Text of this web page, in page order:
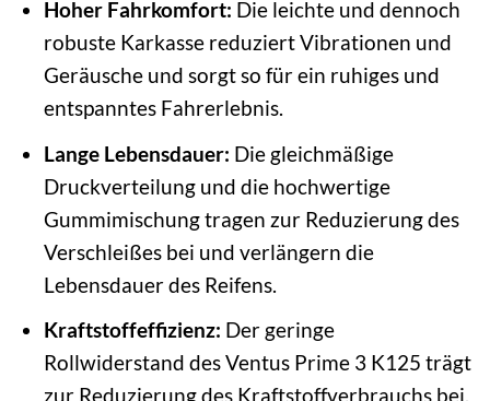
Hoher Fahrkomfort: Die leichte und dennoch
robuste Karkasse reduziert Vibrationen und
Geräusche und sorgt so für ein ruhiges und
entspanntes Fahrerlebnis.
Lange Lebensdauer: Die gleichmäßige
Druckverteilung und die hochwertige
Gummimischung tragen zur Reduzierung des
Verschleißes bei und verlängern die
Lebensdauer des Reifens.
Kraftstoffeffizienz: Der geringe
Rollwiderstand des Ventus Prime 3 K125 trägt
zur Reduzierung des Kraftstoffverbrauchs bei.